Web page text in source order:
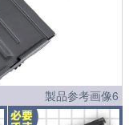
製品参考画像6